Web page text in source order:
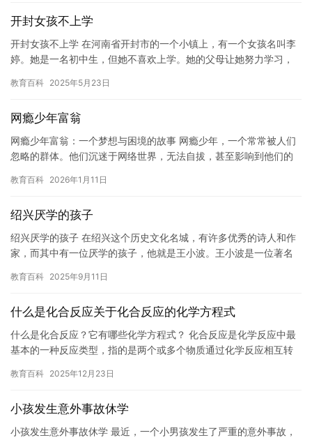
开封女孩不上学
开封女孩不上学 在河南省开封市的一个小镇上，有一个女孩名叫李
婷。她是一名初中生，但她不喜欢上学。她的父母让她努力学习，
不能…
教育百科 2025年5月23日
网瘾少年富翁
网瘾少年富翁：一个梦想与困境的故事 网瘾少年，一个常常被人们
忽略的群体。他们沉迷于网络世界，无法自拔，甚至影响到他们的
们是…
教育百科 2026年1月11日
绍兴厌学的孩子
绍兴厌学的孩子 在绍兴这个历史文化名城，有许多优秀的诗人和作
家，而其中有一位厌学的孩子，他就是王小波。王小波是一位著名
很高…
教育百科 2025年9月11日
什么是化合反应关于化合反应的化学方程式
什么是化合反应？它有哪些化学方程式？ 化合反应是化学反应中最
基本的一种反应类型，指的是两个或多个物质通过化学反应相互转
物，同…
教育百科 2025年12月23日
小孩发生意外事故休学
小孩发生意外事故休学 最近，一个小男孩发生了严重的意外事故，